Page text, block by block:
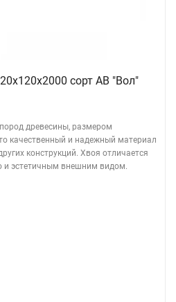
сорт АВ "Вол"
древесины, размером
качественный и надежный материал
конструкций. Хвоя отличается
и эстетичным внешним видом.